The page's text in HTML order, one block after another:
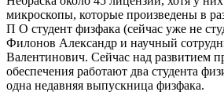
микроскопы, которые произведены в
П О студент физфака (сейчас уже не
Филонов Александр и научный
Валентинович. Сейчас над развитием
обеспечения работают два студента
одна недавняя выпускница физфака.